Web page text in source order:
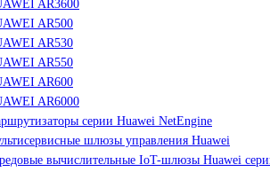
AR3600
AR500
AR530
AR550
AR600
AR6000
серии Huawei NetEngine
шлюзы управления Huawei
вычислительные IoT-шлюзы Huawei